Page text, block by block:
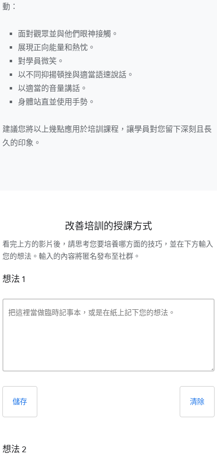
動：
面對觀眾並與他們眼神接觸。
展現正向能量和熱忱。
對學員微笑。
以不同抑揚頓挫與適當語速說話。
以適當的音量講話。
身體站直並使用手勢。
建議您將以上幾點應用於培訓課程，讓學員對您留下深刻且長
久的印象。
改善培訓的授課方式
看完上方的影片後，請思考您要培養哪方面的技巧，並在下方輸入
您的想法。輸入的內容將匿名發布至社群。
想法 1
儲存 清除
想法 2